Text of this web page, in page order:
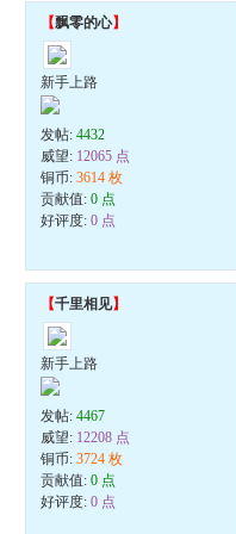
【飘零的心】
新手上路
发帖:4432
威望: 12065 点
铜币:3614 枚
贡献值:0 点
好评度:0 点
【千里相见】
新手上路
发帖:4467
威望: 12208 点
铜币:3724 枚
贡献值:0 点
好评度:0 点